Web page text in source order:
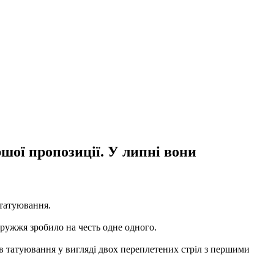
пропозиції. У липні вони
зробило на честь одне одного.
у вигляді двох переплетених стріл з першими